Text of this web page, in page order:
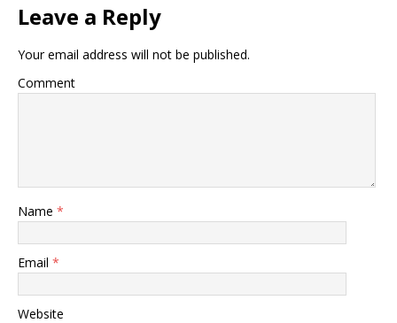
Leave a Reply
Your email address will not be published.
Comment
Name *
Email *
Website